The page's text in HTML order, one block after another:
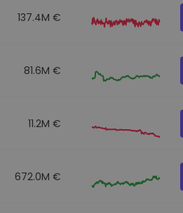
137.4M €
81.6M €
11.2M €
672.0M €